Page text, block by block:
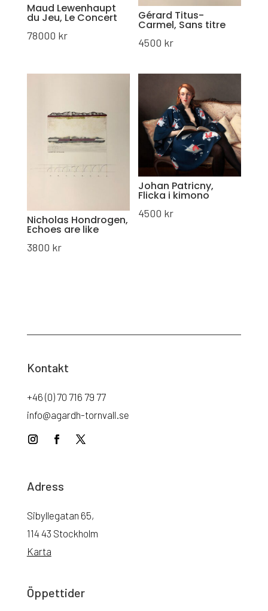
Maud Lewenhaupt
du Jeu, Le Concert
78000 kr
Gérard Titus-
Carmel, Sans titre
4500 kr
Nicholas Hondrogen,
Echoes are like
3800 kr
Johan Patricny,
Flicka i kimono
4500 kr
Kontakt
+46 (0) 70 716 79 77
info@agardh-tornvall.se
Adress
Sibyllegatan 65,
114 43 Stockholm
Karta
Öppettider